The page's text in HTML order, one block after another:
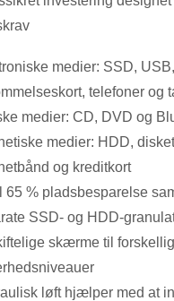
medier: SSD, USB,
telefoner og
medier: CD, DVD og
medier: HDD,
og kreditkort
65 % pladsbesparelse
SSD- og HDD-
skærme til
løft hjælper med at